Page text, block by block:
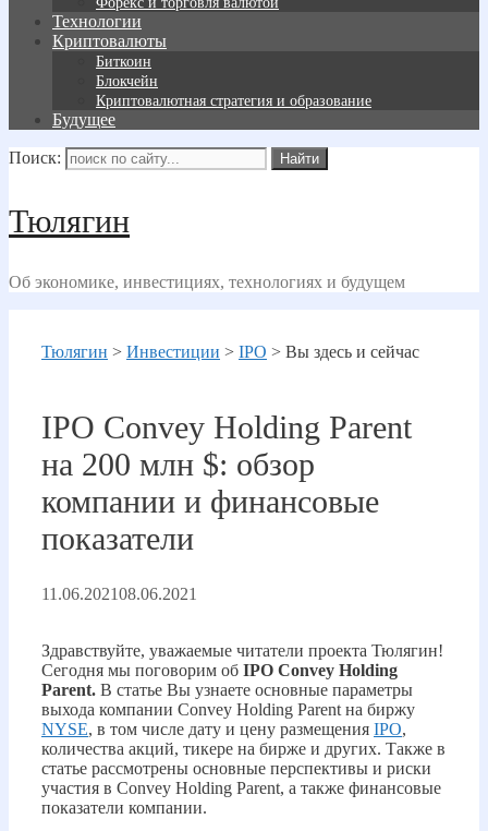
Технологии
Криптовалюты
Биткоин
Блокчейн
Криптовалютная стратегия и образование
Будущее
Поиск:
Тюлягин
Об экономике, инвестициях, технологиях и будущем
Тюлягин > Инвестиции > IPO > Вы здесь и сейчас
IPO Convey Holding Parent
на 200 млн $: обзор
компании и финансовые
показатели
11.06.202108.06.2021
Здравствуйте, уважаемые читатели проекта Тюлягин!
Сегодня мы поговорим об IPO Convey Holding
Parent. В статье Вы узнаете основные параметры
выхода компании Convey Holding Parent на биржу
NYSE, в том числе дату и цену размещения IPO,
количества акций, тикере на бирже и других. Также в
статье рассмотрены основные перспективы и риски
участия в Convey Holding Parent, а также финансовые
показатели компании.